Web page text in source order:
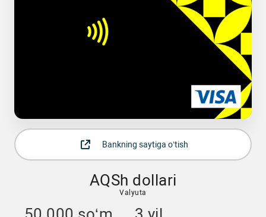
Bankning saytiga o‘tish
AQSh dollari
Valyuta